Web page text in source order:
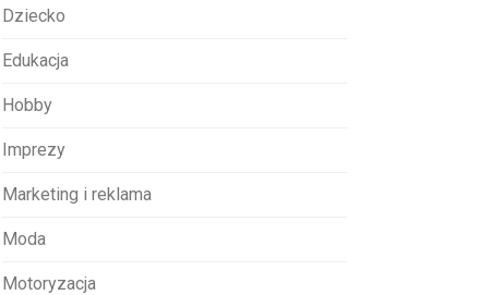
Dziecko
Edukacja
Hobby
Imprezy
Marketing i reklama
Moda
Motoryzacja